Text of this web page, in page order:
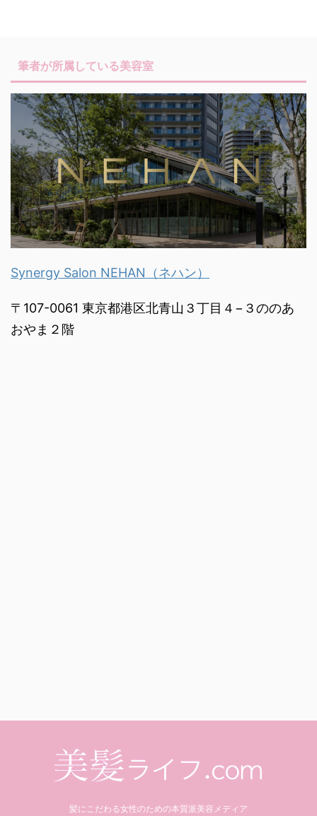
筆者が所属している美容室
Synergy Salon NEHAN（ネハン）
〒107-0061 東京都港区北青山３丁目４−３ののあ
おやま２階
髪にこだわる女性のための本質派美容メディア